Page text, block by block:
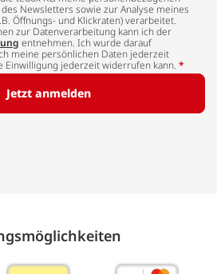
Newsletters sowie zur Analyse meines
Öffnungs- und Klickraten) verarbeitet.
zur Datenverarbeitung kann ich der
entnehmen. Ich wurde darauf
meine persönlichen Daten jederzeit
Einwilligung jederzeit widerrufen kann. *
Jetzt anmelden